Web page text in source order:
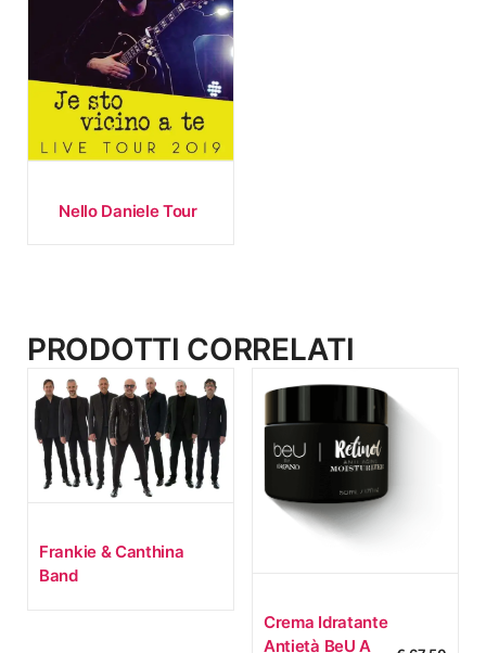
Nello Daniele Tour
PRODOTTI CORRELATI
Frankie & Canthina
Band
Crema Idratante
Antietà BeU A